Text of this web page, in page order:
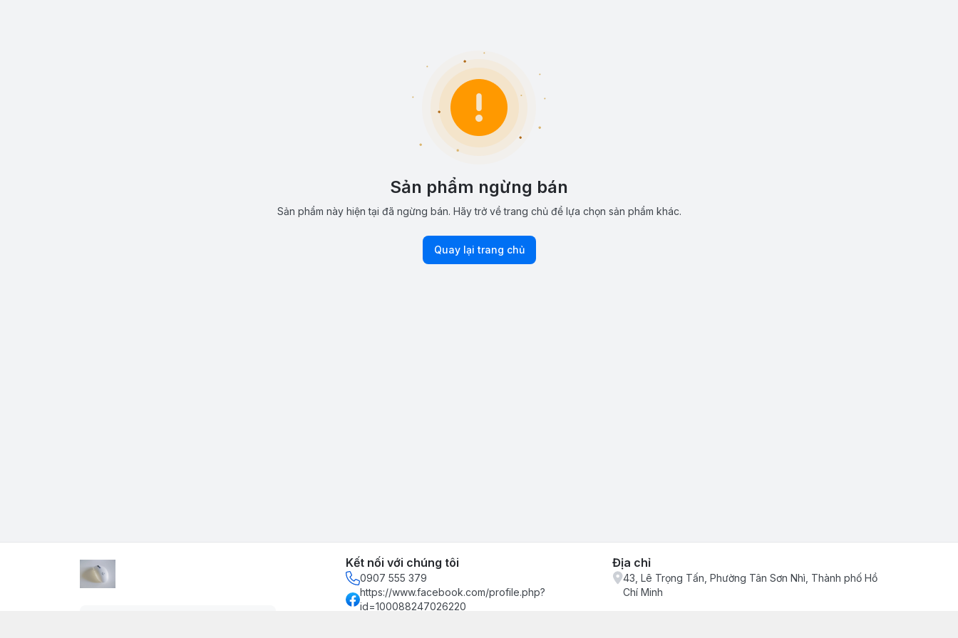
Sản phẩm ngừng bán
Sản phẩm này hiện tại đã ngừng bán. Hãy trở về trang chủ để lựa chọn sản phẩm khác.
Quay lại trang chủ
Kết nối với chúng tôi
0907 555 379
https://www.facebook.com/profile.php?
id=100088247026220
Địa chỉ
43, Lê Trọng Tấn, Phường Tân Sơn Nhì, Thành phố Hồ
Chí Minh